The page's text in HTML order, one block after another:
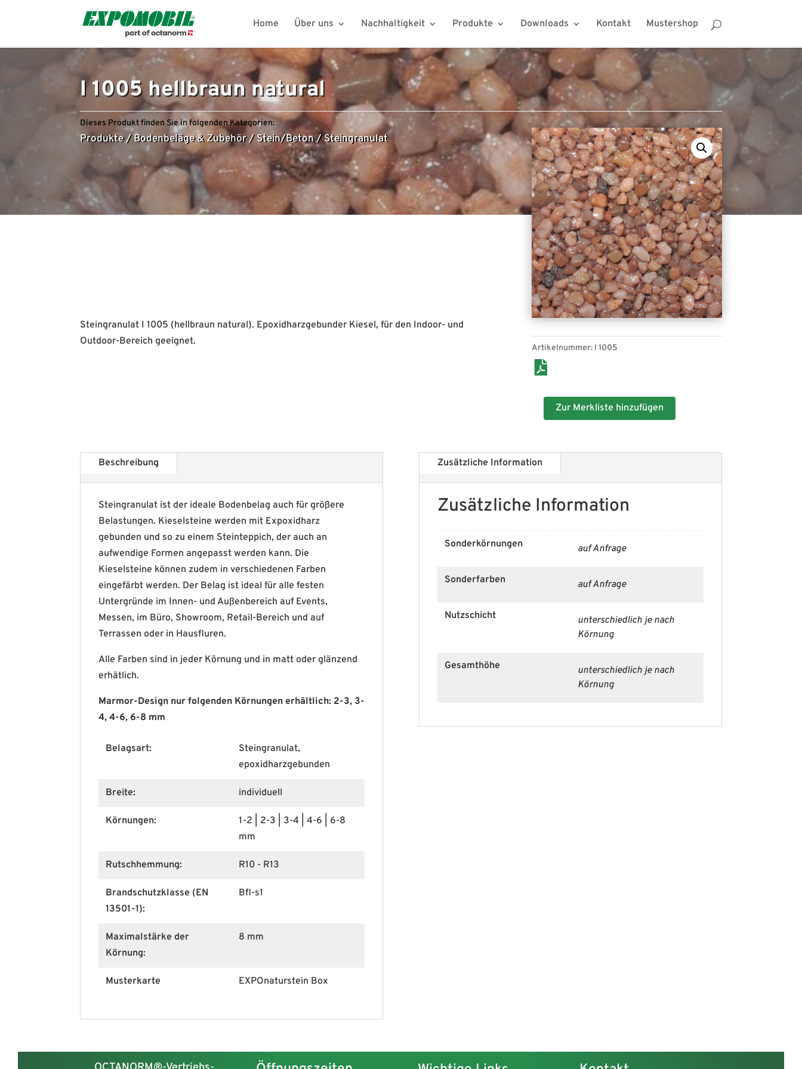
Home Über uns Nachhaltigkeit Produkte Downloads Kontakt Mustershop
I 1005 hellbraun natural
Dieses Produkt finden Sie in folgenden Kategorien:
Produkte/Bodenbeläge & Zubehör/Stein/Beton/Steingranulat
Steingranulat I 1005 (hellbraun natural). Epoxidharzgebunder Kiesel, für den Indoor- und
Outdoor-Bereich geeignet.
Artikelnummer: I 1005
Zur Merkliste hinzufügen
Beschreibung
Steingranulat ist der ideale Bodenbelag auch für größere
Belastungen. Kieselsteine werden mit Expoxidharz
gebunden und so zu einem Steinteppich, der auch an
aufwendige Formen angepasst werden kann. Die
Kieselsteine können zudem in verschiedenen Farben
eingefärbt werden. Der Belag ist ideal für alle festen
Untergründe im Innen- und Außenbereich auf Events,
Messen, im Büro, Showroom, Retail-Bereich und auf
Terrassen oder in Hausfluren.
Alle Farben sind in jeder Körnung und in matt oder glänzend
erhätlich.
Marmor-Design nur folgenden Körnungen erhältlich: 2-3, 3-
4, 4-6, 6-8 mm
Belagsart:
Steingranulat,
epoxidharzgebunden
Breite: individuell
Körnungen:
1-2 | 2-3 | 3-4 | 4-6 | 6-8
mm
Rutschhemmung: R10 - R13
Brandschutzklasse (EN
13501-1):
Bfl-s1
Maximalstärke der
Körnung:
8 mm
Musterkarte EXPOnaturstein Box
Zusätzliche Information
Zusätzliche Information
Sonderkörnungen auf Anfrage
Sonderfarben auf Anfrage
Nutzschicht
unterschiedlich je nach
Körnung
Gesamthöhe
unterschiedlich je nach
Körnung